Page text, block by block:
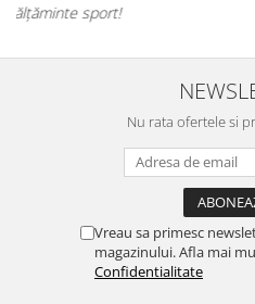
Nu rata ofertele si
Vreau sa primesc
magazinului. Afla mai
Confidentialitate